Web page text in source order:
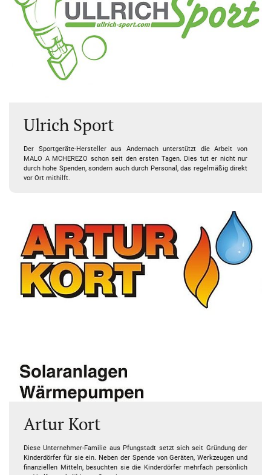
Ulrich Sport
Der Sportgeräte-Hersteller aus Andernach unterstützt die Arbeit von
MALO A MCHEREZO schon seit den ersten Tagen. Dies tut er nicht nur
durch hohe Spenden, sondern auch durch Personal, das regelmäßig direkt
vor Ort mithilft.
Artur Kort
Diese Unternehmer-Familie aus Pfungstadt setzt sich seit Gründung der
Kinderdörfer für sie ein. Neben der Spende von Geräten, Werkzeugen und
finanziellen Mitteln, besuchten sie die Kinderdörfer mehrfach persönlich